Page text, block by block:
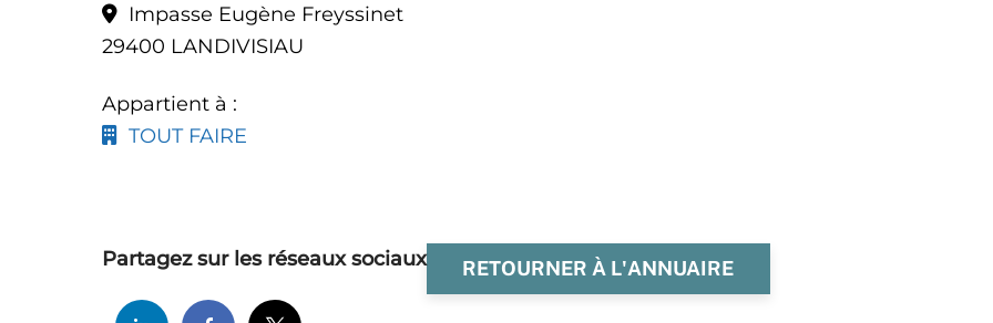
Impasse Eugène Freyssinet
29400 LANDIVISIAU
Appartient à :
TOUT FAIRE
RETOURNER À L'ANNUAIRE
Partagez sur les réseaux sociaux